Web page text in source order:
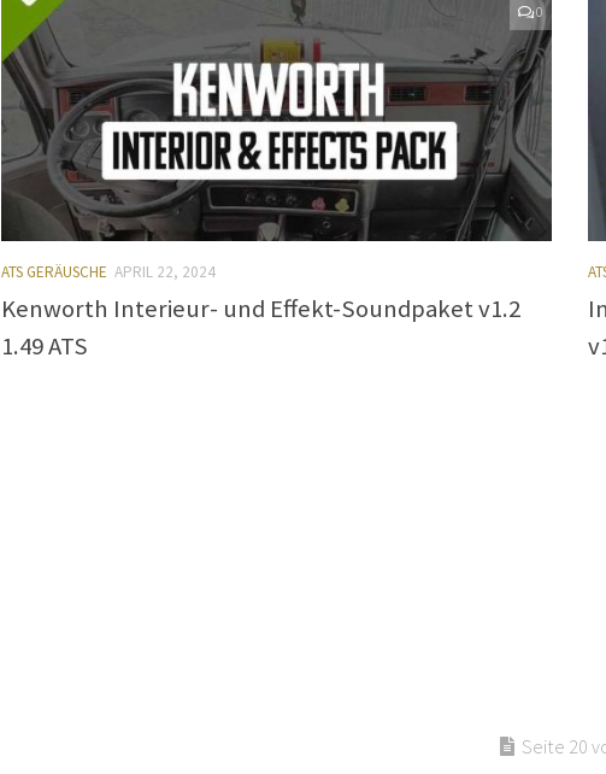
0
ATS GERÄUSCHE APRIL 22, 2024
Kenworth Interieur- und Effekt-Soundpaket v1.2
1.49 ATS
Seite 20